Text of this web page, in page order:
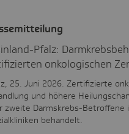
Pfalz:
onkologischen
25. Juni 2026. Zertifizierte
und höhere
zweite Darmskrebs-Betroffene
behandelt.